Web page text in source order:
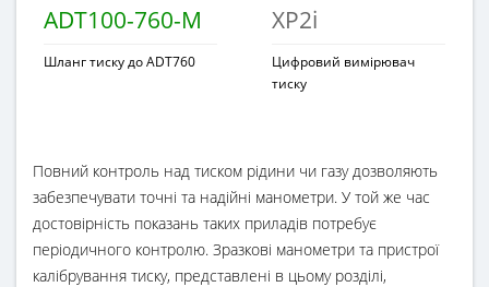
ADT100-760-M
Шланг тиску до ADT760
XP2i
Цифровий вимірювач
тиску
Повний контроль над тиском рідини чи газу дозволяють
забезпечувати точні та надійні манометри. У той же час
достовірність показань таких приладів потребує
періодичного контролю. Зразкові манометри та пристрої
калібрування тиску, представлені в цьому розділі,